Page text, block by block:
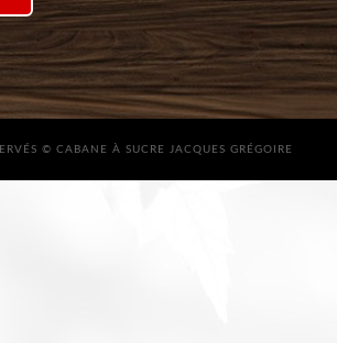
© CABANE À SUCRE JACQUES GRÉGOIRE